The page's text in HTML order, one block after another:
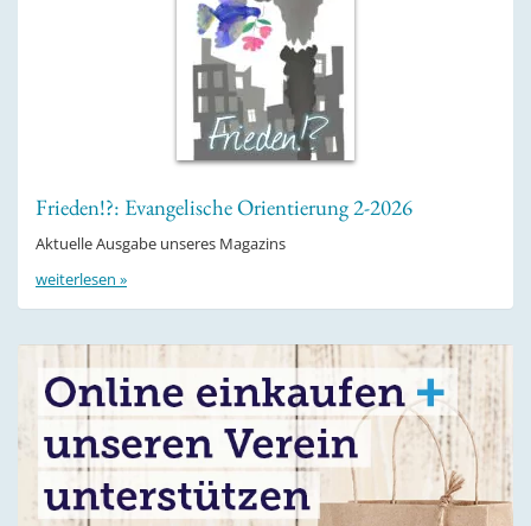
Frieden!?: Evangelische Orientierung 2-2026
Aktuelle Ausgabe unseres Magazins
weiterlesen »